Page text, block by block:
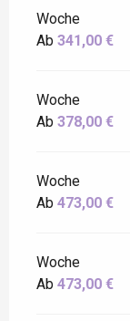
Woche
Ab 341,00 €
Woche
Ab 378,00 €
Woche
Ab 473,00 €
Woche
Ab 473,00 €